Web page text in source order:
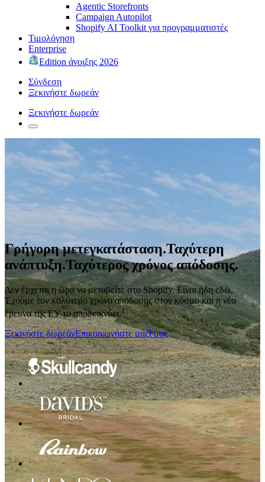
Agentic Storefronts
Campaign Autopilot
Shopify AI Toolkit για προγραμματιστές
Τιμολόγηση
Enterprise
Edition άνοιξης 2026
Σύνδεση
Ξεκινήστε δωρεάν
Ξεκινήστε δωρεάν
Γρήγορη μετεγκατάσταση.Ταχύτερη
ανάπτυξη.Ταχύτερος χρόνος απόδοσης.
Δεν έρχεται η ώρα να μεταβείτε στο Shopify. Είναι ήδη εδώ.
Έχουμε τον καλύτερο χρόνο απόδοσης στον κόσμο και η νέα
έρευνα της EY το αποδεικνύει.1
Ξεκινήστε δωρεάνΕπικοινωνήστε μαζί μας